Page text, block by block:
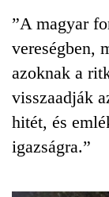
”A magyar
vereségben,
azoknak a
visszaadják
hitét, és
igazságra.”